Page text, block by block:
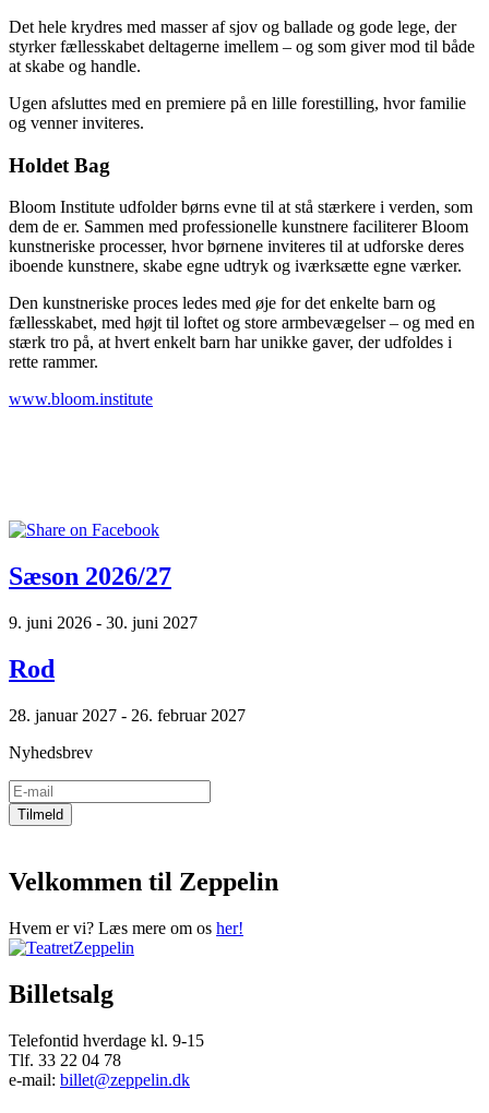
Det hele krydres med masser af sjov og ballade og gode lege, der
styrker fællesskabet deltagerne imellem – og som giver mod til både
at skabe og handle.
Ugen afsluttes med en premiere på en lille forestilling, hvor familie
og venner inviteres.
Holdet Bag
Bloom Institute udfolder børns evne til at stå stærkere i verden, som
dem de er. Sammen med professionelle kunstnere faciliterer Bloom
kunstneriske processer, hvor børnene inviteres til at udforske deres
iboende kunstnere, skabe egne udtryk og iværksætte egne værker.
Den kunstneriske proces ledes med øje for det enkelte barn og
fællesskabet, med højt til loftet og store armbevægelser – og med en
stærk tro på, at hvert enkelt barn har unikke gaver, der udfoldes i
rette rammer.
www.bloom.institute
Sæson 2026/27
9. juni 2026 - 30. juni 2027
Rod
28. januar 2027 - 26. februar 2027
Nyhedsbrev
Velkommen til Zeppelin
Hvem er vi? Læs mere om os her!
Billetsalg
Telefontid hverdage kl. 9-15
Tlf. 33 22 04 78
e-mail: billet@zeppelin.dk